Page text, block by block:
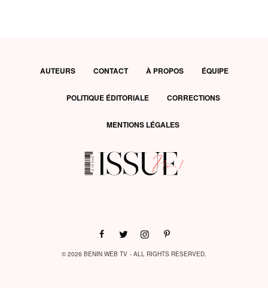
AUTEURS CONTACT À PROPOS ÉQUIPE
POLITIQUE ÉDITORIALE CORRECTIONS
MENTIONS LÉGALES
© 2026 BENIN WEB TV - ALL RIGHTS RESERVED.